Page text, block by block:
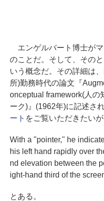
エンゲルバート博士が
のことだ。そして、その
いう概念だ。その詳細は
所)勤務時代の論文『
onceptual framework(人の
ーク)』(1962年)に記述され
ート をご覧いただきたいが
With a "pointer," he
his left hand rapidly over
nd elevation between the
ight-hand third of the
とある。